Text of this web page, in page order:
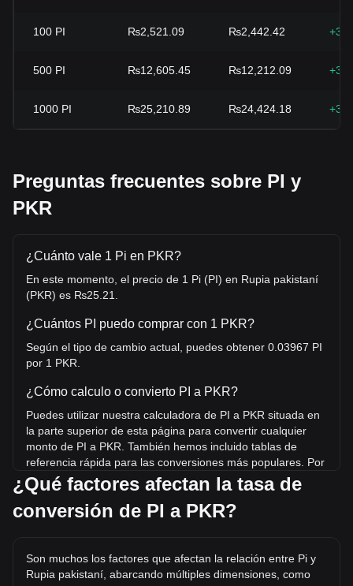
100 PI ₨2,521.09 ₨2,442.42
500 PI ₨12,605.45 ₨12,212.09
1000 PI ₨25,210.89 ₨24,424.18
Preguntas frecuentes sobre PI y
PKR
¿Cuánto vale 1 Pi en PKR?
En este momento, el precio de 1 Pi (PI) en Rupia pakistaní
(PKR) es ₨25.21.
¿Cuántos PI puedo comprar con 1 PKR?
Según el tipo de cambio actual, puedes obtener 0.03967 PI
por 1 PKR.
¿Cómo calculo o convierto PI a PKR?
Puedes utilizar nuestra calculadora de PI a PKR situada en
la parte superior de esta página para convertir cualquier
monto de PI a PKR. También hemos incluido tablas de
referencia rápida para las conversiones más populares. Por
ejemplo, 5 PKR equivalen a 0.1983 PI, mientras que 5 PI
tienen un costo estimado de 126.05PKR.
Queda por ver si el valor de 1 PI/PKR superará el máximo
histórico actual.
¿Qué factores afectan la tasa de
conversión de PI a PKR?
Son muchos los factores que afectan la relación entre Pi y
Rupia pakistaní, abarcando múltiples dimensiones, como